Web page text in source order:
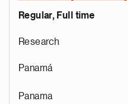
Regular, Full time
Research
Panamá
Panama